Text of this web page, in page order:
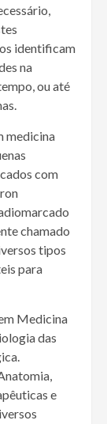
identificam
na
ou até
medicina
com
chamado
tipos
para
Medicina
das
e